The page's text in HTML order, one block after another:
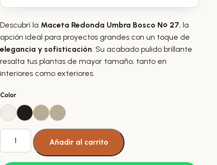
Descubrí la Maceta Redonda Umbra Bosco Nº 27, la
opción ideal para proyectos grandes con un toque de
elegancia y sofisticación . Su acabado pulido brillante
resalta tus plantas de mayor tamaño, tanto en
interiores como exteriores.
Color
Maceta
Redonda
Añadir al carrito